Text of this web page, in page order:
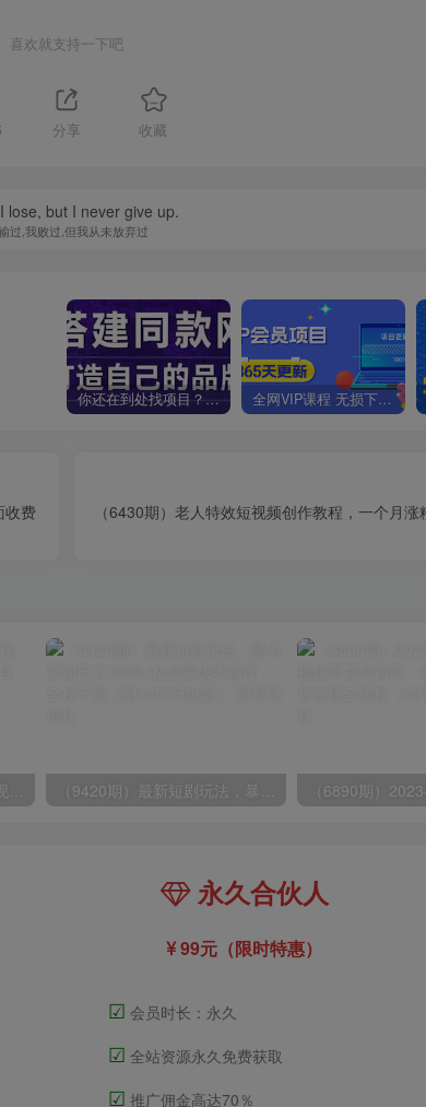
喜欢就支持一下吧
分享 收藏
lose, but I never give up.
过,我败过,但我从未放弃过
你还在到处找项目？还在当韭菜？我靠卖项目一个月收入5万+，曾经我也是个失败者。 全网VIP课程 无损下载~
收费
（6430期）老人特效短视频创作教程，一个月
（8409期）几篇图文一周变现1500＋，深度拆解面试掘金项目，小白轻松上手 （9420期）最新短剧玩法，暴力变现日入1000+私域零成本操作，全程干货（附1400G短剧）
永久合伙人
99元（限时特惠）
☑ 会员时长：永久
☑ 全站资源永久免费获取
☑ 推广佣金高达70％